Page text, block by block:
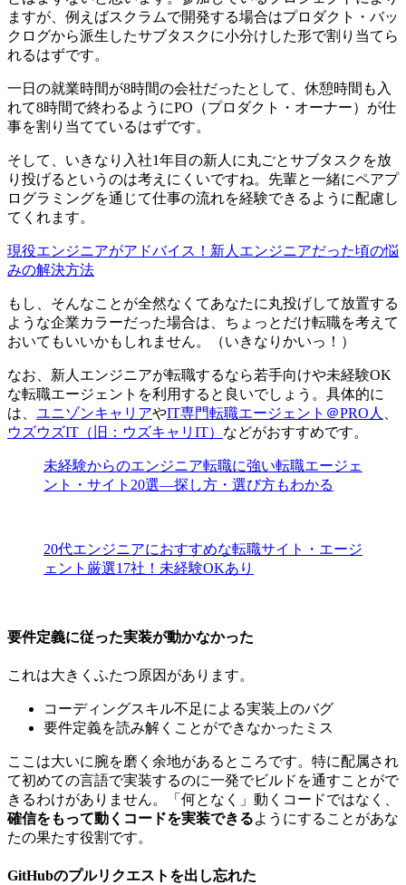
ますが、例えばスクラムで開発する場合はプロダクト・バッ
クログから派生したサブタスクに小分けした形で割り当てら
れるはずです。
一日の就業時間が8時間の会社だったとして、休憩時間も入
れて8時間で終わるようにPO（プロダクト・オーナー）が仕
事を割り当てているはずです。
そして、いきなり入社1年目の新人に丸ごとサブタスクを放
り投げるというのは考えにくいですね。先輩と一緒にペアプ
ログラミングを通じて仕事の流れを経験できる ように配慮し
てくれます。
現役エンジニアがアドバイス！新人エンジニアだった頃の悩
みの解決方法
もし、そんなことが全然なくてあなたに丸投げして放置する
ような企業カラーだった場合は、ちょっとだけ転職を考えて
おいてもいいかもしれません。（いきなりかいっ！）
なお、新人エンジニアが転職するなら若手向けや未経験OK
な転職エージェントを利用すると良いでしょう。具体的に
は、 ユニゾンキャリアやIT専門転職エージェント＠PRO人
ウズウズIT（旧：ウズキャリIT） などがおすすめです。
未経験からのエンジニア転職に強い転職エージェ
ント・サイト20選―探し方・選び方もわかる
20代エンジニアにおすすめな転職サイト・エージ
ェント厳選17社！未経験OKあり
要件定義に従った実装が動かなかった
これは大きくふたつ原因があります。
コーディングスキル不足による実装上のバグ
要件定義を読み解くことができなかったミス
ここは大いに腕を磨く余地があるところです。特に配属され
て初めての言語で実装するのに一発でビルドを通すことがで
きるわけがありません。「何となく」動くコードではなく、
確信をもって動くコードを実装できるようにすることがあな
たの果たす役割です。
GitHubのプルリクエストを出し忘れた